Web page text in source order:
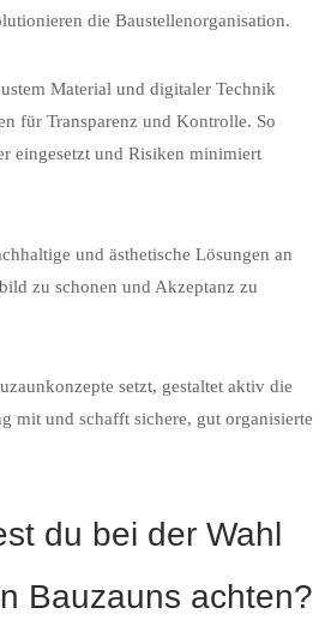
die Baustellenorganisation.
Material und digitaler Technik
für Transparenz und Kontrolle. So
eingesetzt und Risiken minimiert
und ästhetische Lösungen an
zu schonen und Akzeptanz zu
setzt, gestaltet aktiv die
mit und schafft sichere, gut organisierte
du bei der Wahl
Bauzauns achten?